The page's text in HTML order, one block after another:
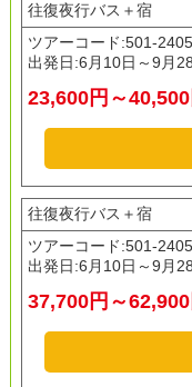
往復夜行バス＋宿
ツアーコード:501-
出発日:6月10日～9月
23,600円～40,500
往復夜行バス＋宿
ツアーコード:501-
出発日:6月10日～9月
37,700円～62,900